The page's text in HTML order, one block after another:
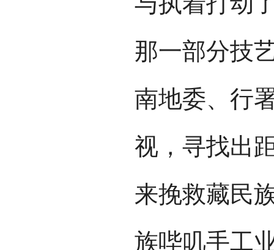
那一部分技
南地委、行
视，寻找出
来挽救藏民
族哔叽手工